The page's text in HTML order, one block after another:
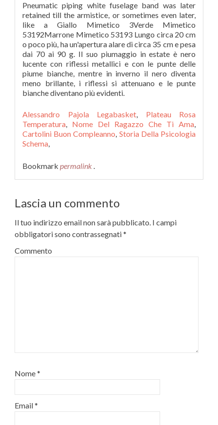
Alessandro Pajola Legabasket, Plateau Rosa
Temperatura, Nome Del Ragazzo Che Ti Ama,
Cartolini Buon Compleanno, Storia Della Psicologia
Schema,
Bookmark permalink .
Lascia un commento
Il tuo indirizzo email non sarà pubblicato. I campi
obbligatori sono contrassegnati*
Commento
Nome*
Email*